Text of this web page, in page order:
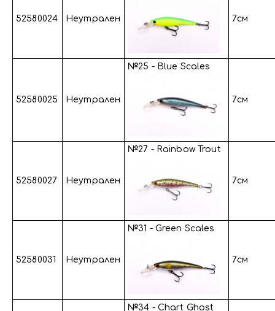
52580024 Неутрален 7см
52580025 Неутрален
№25 - Blue Scales
7см
52580027 Неутрален
№27 - Rainbow Trout
7см
52580031 Неутрален
№31 - Green Scales
7см
№34 - Chart Ghost